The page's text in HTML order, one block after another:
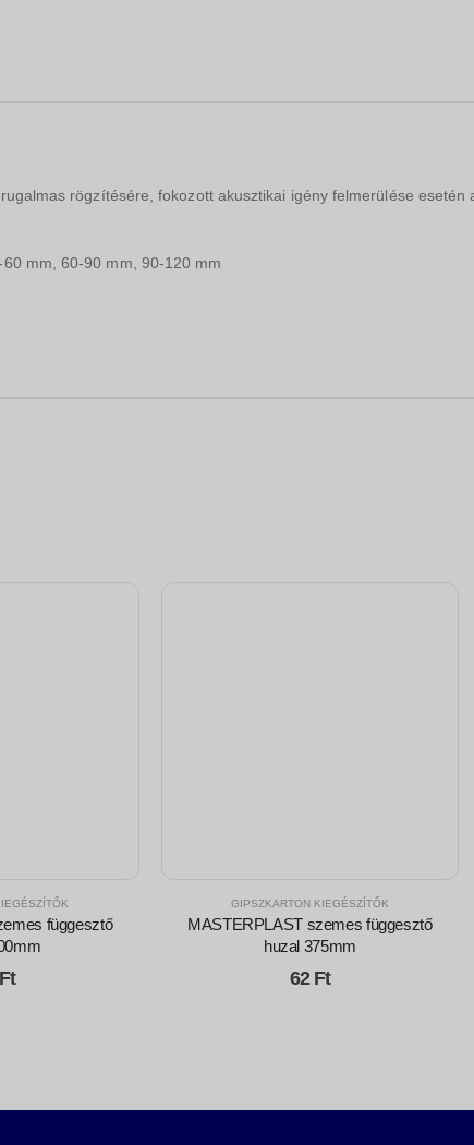
rögzítésére, fokozott akusztikai igény felmerülése esetén
mm, 60-90 mm, 90-120 mm
függesztő
Ft
GIPSZKARTON KIEGÉSZÍTŐK
MASTERPLAST szemes függesztő
huzal 375mm
62 Ft